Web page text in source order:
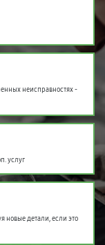
неисправностях -
услуг
новые детали, если это